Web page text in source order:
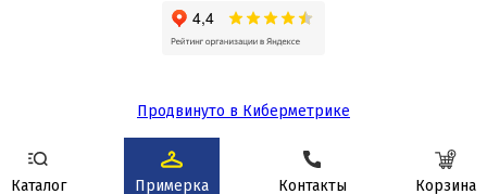
Каталог Примерка Контакты Корзина
Продвинуто в Киберметрике
Сделано в